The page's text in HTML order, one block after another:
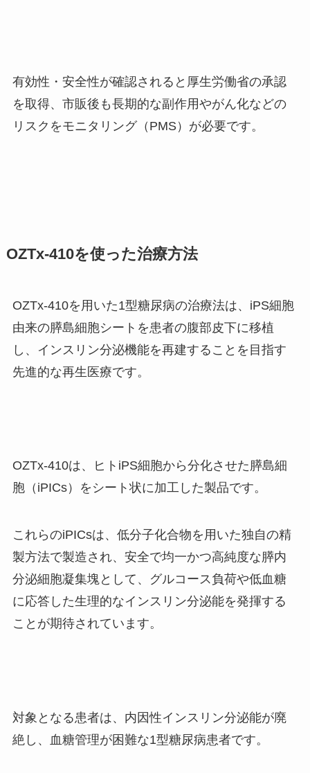
有効性・安全性が確認されると厚生労働省の承認
を取得、市販後も長期的な副作用やがん化などの
リスクをモニタリング（PMS）が必要です。
OZTx-410を使った治療方法
OZTx-410を用いた1型糖尿病の治療法は、iPS細胞
由来の膵島細胞シートを患者の腹部皮下に移植
し、インスリン分泌機能を再建することを目指す
先進的な再生医療です。
OZTx-410は、ヒトiPS細胞から分化させた膵島細
胞（iPICs）をシート状に加工した製品です。
これらのiPICsは、低分子化合物を用いた独自の精
製方法で製造され、安全で均一かつ高純度な膵内
分泌細胞凝集塊として、グルコース負荷や低血糖
に応答した生理的なインスリン分泌能を発揮する
ことが期待されています。
対象となる患者は、内因性インスリン分泌能が廃
絶し、血糖管理が困難な1型糖尿病患者です。